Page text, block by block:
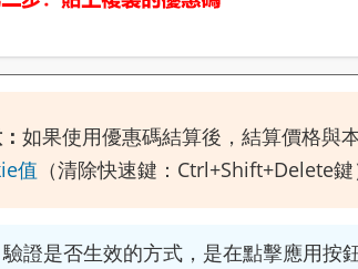
如果使用優惠碼結算後，結算價格與
值 （清除快速鍵：Ctrl+Shift+Delete
驗證是否生效的方式，是在點擊應用按